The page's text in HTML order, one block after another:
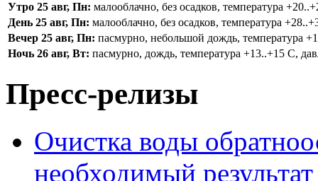
Утро 25 авг, Пн: малооблачно, без осадков, температура
День 25 авг, Пн: малооблачно, без осадков, температура
Вечер 25 авг, Пн: пасмурно, небольшой дождь, температура
Ночь 26 авг, Вт: пасмурно, дождь, температура +13..+15 С,
Пресс-релизы
Очистка воды
необходимый результат